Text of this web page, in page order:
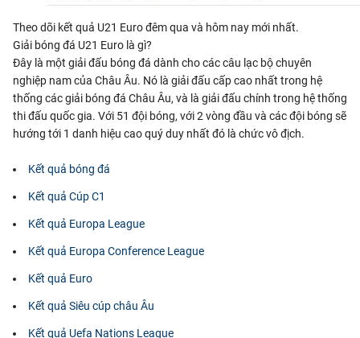
Theo dõi kết quả U21 Euro đêm qua và hôm nay mới nhất.
Giải bóng đá U21 Euro là gì?
Đây là một giải đấu bóng đá dành cho các câu lạc bộ chuyên
nghiệp nam của Châu Âu. Nó là giải đấu cấp cao nhất trong hệ
thống các giải bóng đá Châu Âu, và là giải đấu chính trong hệ thống
thi đấu quốc gia. Với 51 đội bóng, với 2 vòng đầu và các đội bóng sẽ
hướng tới 1 danh hiệu cao quý duy nhất đó là chức vô địch.
Kết quả bóng đá
Kết quả Cúp C1
Kết quả Europa League
Kết quả Europa Conference League
Kết quả Euro
Kết quả Siêu cúp châu Âu
Kết quả Uefa Nations League